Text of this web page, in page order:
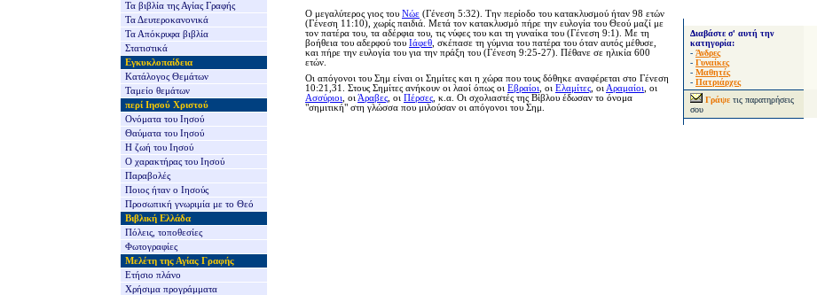
Τα βιβλία τηςΑγίας Γραφής
Τα Δευτεροκανονικά
Τα Απόκρυφα βιβλία
Στατιστικά
Εγκυκλοπαίδεια
Κατάλογος Θεμάτων
Ταμείο θεμάτων
περί Ιησού Χριστού
Ονόματα του Ιησού
Θαύματα του Ιησού
Η ζωή του Ιησού
Ο χαρακτήρας του Ιησού
Παραβολές
Ποιος ήταν ο Ιησούς
Προσωπική γνωριμία με το Θεό
Βιβλική Ελλάδα
Πόλεις, τοποθεσίες
Φωτογραφίες
Μελέτη της Αγίας Γραφής
Ετήσιο πλάνο
Χρήσιμα προγράμματα
Διαβάστε σ' αυτή την
κατηγορία:
- Άνδρες
- Γυναίκες
- Μαθητές
- Πατριάρχες
Γράψε τις παρατηρήσεις
σου
Ο μεγαλύτερος γιος του Νώε (Γένεση 5:32). Την περίοδο του κατακλυσμού ήταν 98 ετών
(Γένεση 11:10), χωρίς παιδιά. Μετά τον κατακλυσμό πήρε την ευλογία του Θεού μαζί με
τον πατέρα του, τα αδέρφια του, τις νύφες του και τη γυναίκα του (Γένεση 9:1). Με τη
βοήθεια του αδερφού του Ιάφεθ , σκέπασε τη γύμνια του πατέρα του όταν αυτός μέθυσε,
και πήρε την ευλογία του για την πράξη του (Γένεση 9:25-27). Πέθανε σε ηλικία 600
ετών.
Οι απόγονοι του Σημ είναι οι Σημίτες και η χώρα που τους δόθηκε αναφέρεται στο Γένεση
10:21,31. Στους Σημίτες ανήκουν οι λαοί όπως οι Εβραίοι , οι Ελαμίτες , οι Αραμαίοι , οι
Ασσύριοι , οι Άραβες , οι Πέρσες , κ.α. Οι σχολιαστές της Βίβλου έδωσαν το όνομα
"σημιτική" στη γλώσσα που μιλούσαν οι απόγονοι του Σημ.